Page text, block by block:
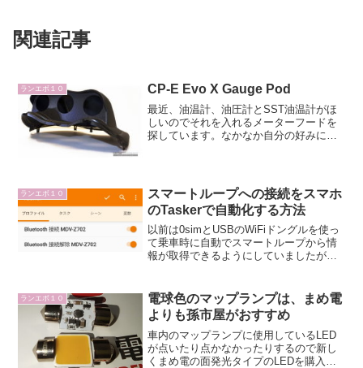
関連記事
ランエボ１０ CP-E Evo X Gauge Pod
最近、油温計、油圧計とSST油温計がほ
しいのでそれを入れるメーターフードを
探しています。なかなか自分の好みに合
置されます。試しに自...
ランエボ１０
スマートループへの接続をスマホ
のTaskerで自動化する方法
以前は0simとUSBのWiFiドングルを使っ
て乗車時に自動でスマートループから情
報が取得できるようにしていましたが、
つながるようにします。作成するスマー
トループシ...
ランエボ１０
電球色のマップランプは、まめ電
よりも孫市屋がおすすめ
車内のマップランプに使用しているLED
が点いたり点かなかったりするので新し
くまめ電の面発光タイプのLEDを購入し